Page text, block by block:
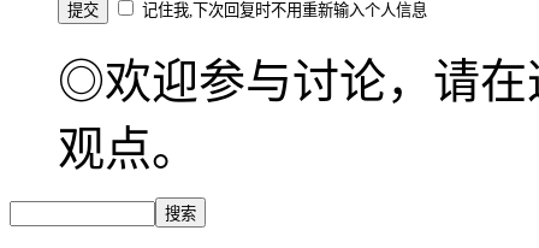
记住我,下次回复时不用重新输入个人信息
◎欢迎参与讨论，请在
观点。